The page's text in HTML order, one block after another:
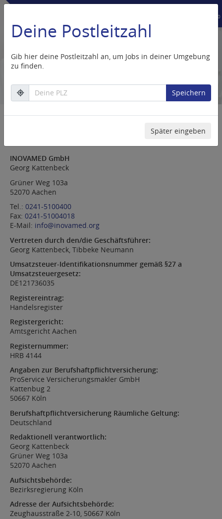
+49 (0) 241 / 510 04 00
INOVAMED GmbH
Georg Kattenbeck
Grüner Weg 103a
52070 Aachen
Tel.: 0241-5100400
Fax: 0241-51004018
E-Mail: info@inovamed.org
Vertreten durch den/die Geschäftsführer:
Georg Kattenbeck, Tibbeke Neumann
Umsatzsteuer-Identifikationsnummer gemäß §27 a
Umsatzsteuergesetz:
DE121736035
Registereintrag:
Handelsregister
Registergericht:
Amtsgericht Aachen
Registernummer:
HRB 4144
Angaben zur Berufshaftpflichtversicherung:
ProService Versicherungsmakler GmbH
Kattenbug 2
50667 Köln
Berufshaftpflichtversicherung Räumliche Geltung:
Deutschland
Redaktionell verantwortlich:
Georg Kattenbeck
Grüner Weg 103a
52070 Aachen
Aufsichtsbehörde:
Bezirksregierung Köln
Adresse der Aufsichtsbehörde:
Zeughausstraße 2-10, 50667 Köln
Deine Postleitzahl
Gib hier deine Postleitzahl an, um Jobs in deiner Umgebung
zu finden.
Deine PLZ Speichern
Später eingeben